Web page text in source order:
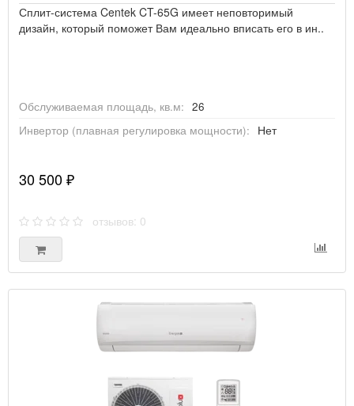
Сплит-система Centek CT-65G имеет неповторимый
дизайн, который поможет Вам идеально вписать его в ин..
Обслуживаемая площадь, кв.м: 26
Инвертор (плавная регулировка мощности):
Нет
30 500 ₽
отзывов: 0